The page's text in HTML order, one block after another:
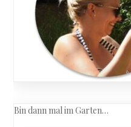
Bin dann mal im Garten…